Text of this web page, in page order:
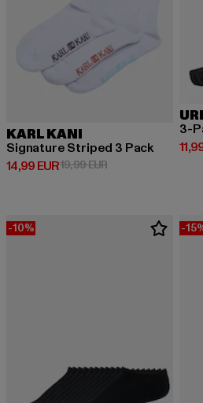
KARL KANI
Signature Striped 3 Pack
14,99 EUR
Derzeitiger Preis: 14,99 EUR
19,99 EURAktionspreis: 19,99
3-
-10% -